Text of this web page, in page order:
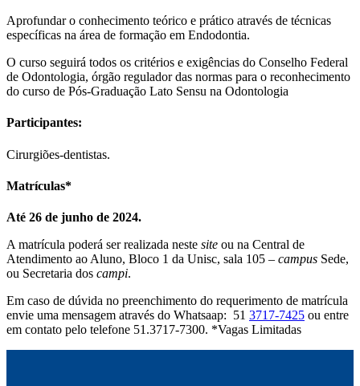
Aprofundar o conhecimento teórico e prático através de técnicas
específicas na área de formação em Endodontia.
O curso seguirá todos os critérios e exigências do Conselho Federal
de Odontologia, órgão regulador das normas para o reconhecimento
do curso de Pós-Graduação Lato Sensu na Odontologia
Participantes:
Cirurgiões-dentistas.
Matrículas*
Até 26 de junho de 2024.
A matrícula poderá ser realizada neste site ou na Central de
Atendimento ao Aluno, Bloco 1 da Unisc, sala 105 – campus Sede,
ou Secretaria dos campi.
Em caso de dúvida no preenchimento do requerimento de matrícula
envie uma mensagem através do Whatsaap: 51 3717-7425 ou entre
em contato pelo telefone 51.3717-7300. *Vagas Limitadas